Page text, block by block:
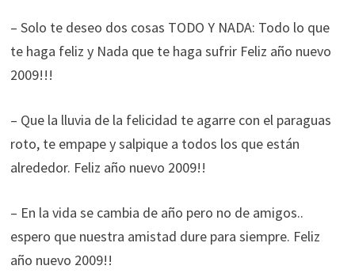
– Solo te deseo dos cosas TODO Y NADA: Todo lo que
te haga feliz y Nada que te haga sufrir Feliz año nuevo
2009!!!
– Que la lluvia de la felicidad te agarre con el paraguas
roto, te empape y salpique a todos los que están
alrededor. Feliz año nuevo 2009!!
– En la vida se cambia de año pero no de amigos..
espero que nuestra amistad dure para siempre. Feliz
año nuevo 2009!!